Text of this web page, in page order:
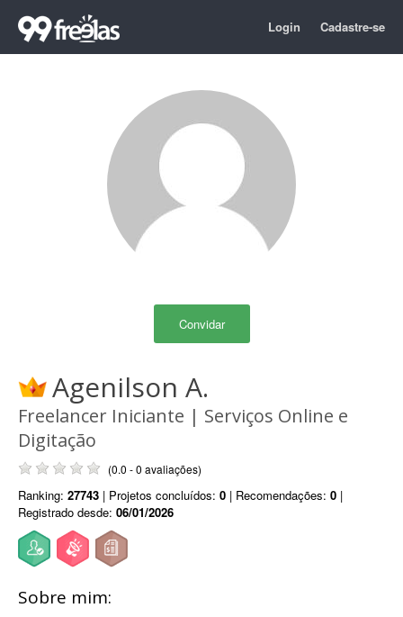
Login Cadastre-se
Convidar
Agenilson A.
Freelancer Iniciante | Serviços Online e
Digitação
(0.0 - 0 avaliações)
Ranking: 27743 | Projetos concluídos: 0 | Recomendações: 0 |
Registrado desde: 06/01/2026
Sobre mim: